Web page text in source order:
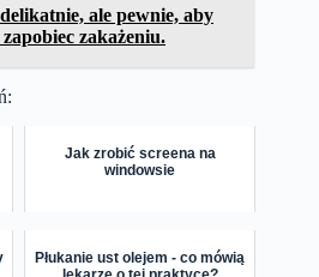
ale pewnie, aby
zakażeniu.
Jak zrobić screena na
windowsie
Płukanie ust olejem - co mówią